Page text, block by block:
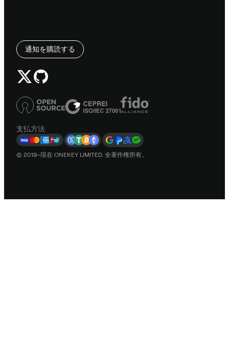
通知を購読する
支払方法
© 2019–現在 ONEKEY LIMITED. 全著作権所有。